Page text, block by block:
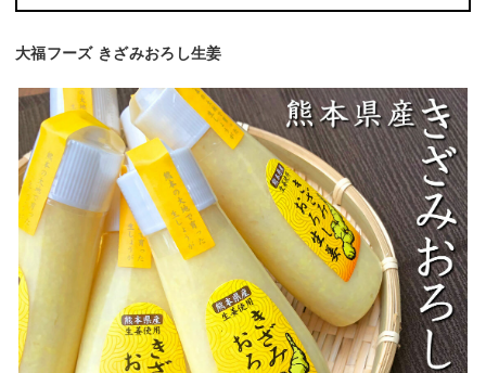
大福フーズ きざみおろし生姜